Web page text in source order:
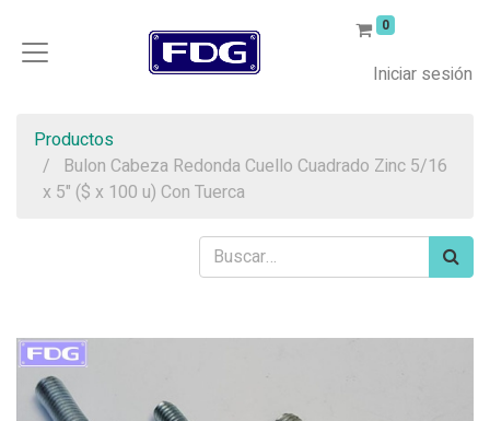
0
Iniciar sesión
Productos
Bulon Cabeza Redonda Cuello Cuadrado Zinc 5/16
x 5" ($ x 100 u) Con Tuerca